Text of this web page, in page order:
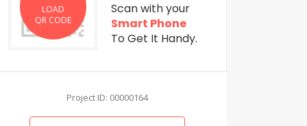
LOAD
QR CODE
Scan with your
Smart Phone
To Get It Handy.
Project ID: 00000164